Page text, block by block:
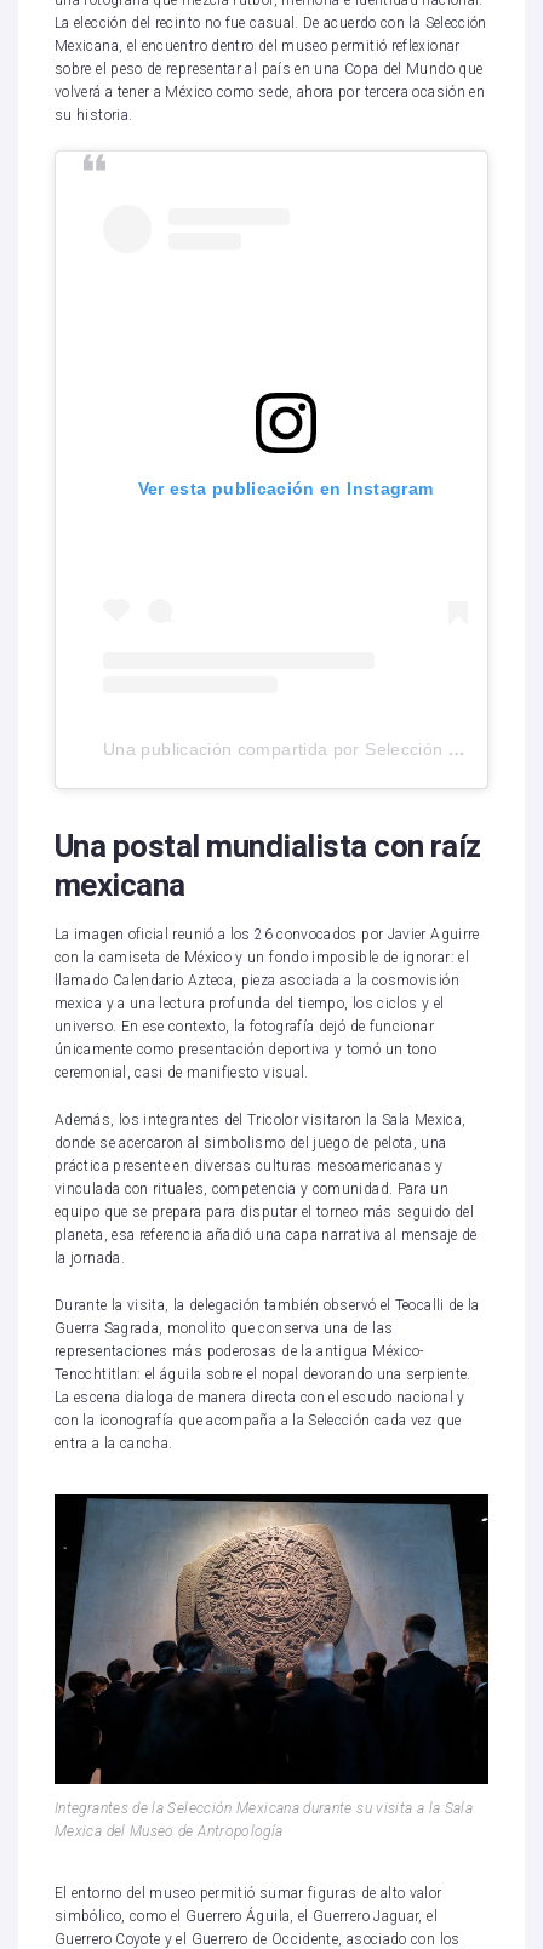
La elección del recinto no fue casual. De acuerdo con la Selección
Mexicana, el encuentro dentro del museo permitió reflexionar
sobre el peso de representar al país en una Copa del Mundo que
volverá a tener a México como sede, ahora por tercera ocasión en
su historia.
Ver esta publicación en Instagram
Una publicación compartida por Selección Nacional de México (@miseleccionmx)
Una postal mundialista con raíz
mexicana
La imagen oficial reunió a los 26 convocados por Javier Aguirre
con la camiseta de México y un fondo imposible de ignorar: el
llamado Calendario Azteca, pieza asociada a la cosmovisión
mexica y a una lectura profunda del tiempo, los ciclos y el
universo. En ese contexto, la fotografía dejó de funcionar
únicamente como presentación deportiva y tomó un tono
ceremonial, casi de manifiesto visual.
Además, los integrantes del Tricolor visitaron la Sala Mexica,
donde se acercaron al simbolismo del juego de pelota, una
práctica presente en diversas culturas mesoamericanas y
vinculada con rituales, competencia y comunidad. Para un
equipo que se prepara para disputar el torneo más seguido del
planeta, esa referencia añadió una capa narrativa al mensaje de
la jornada.
Durante la visita, la delegación también observó el Teocalli de la
Guerra Sagrada, monolito que conserva una de las
representaciones más poderosas de la antigua México-
Tenochtitlan: el águila sobre el nopal devorando una serpiente.
La escena dialoga de manera directa con el escudo nacional y
con la iconografía que acompaña a la Selección cada vez que
entra a la cancha.
Integrantes de la Selección Mexicana durante su visita a la Sala
Mexica del Museo de Antropología
El entorno del museo permitió sumar figuras de alto valor
simbólico, como el Guerrero Águila, el Guerrero Jaguar, el
Guerrero Coyote y el Guerrero de Occidente, asociado con los